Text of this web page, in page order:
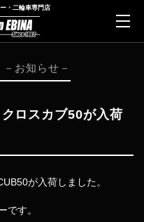
・二輪車専門店
お知らせ
ロスカブ50が入荷
が入荷しました。
です。